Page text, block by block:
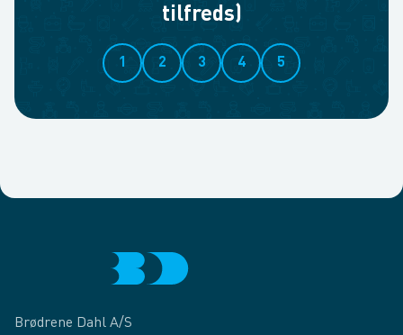
tilfreds)
1 2 3 4 5
Brødrene Dahl A/S